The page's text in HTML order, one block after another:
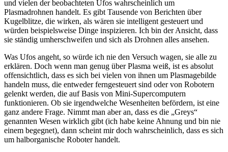
und vielen der beobachteten Ufos wahrscheinlich um
Plasmadrohnen handelt. Es gibt Tausende von Berichten über
Kugelblitze, die wirken, als wären sie intelligent gesteuert und
würden beispielsweise Dinge inspizieren. Ich bin der Ansicht, dass
sie ständig umherschweifen und sich als Drohnen alles ansehen.
Was Ufos angeht, so würde ich nie den Versuch wagen, sie alle zu
erklären. Doch wenn man genug über Plasma weiß, ist es absolut
offensichtlich, dass es sich bei vielen von ihnen um Plasmagebilde
handeln muss, die entweder ferngesteuert sind oder von Robotern
gelenkt werden, die auf Basis von Mini-Supercomputern
funktionieren. Ob sie irgendwelche Wesenheiten befördern, ist eine
ganz andere Frage. Nimmt man aber an, dass es die „Greys“
genannten Wesen wirklich gibt (ich habe keine Ahnung und bin nie
einem begegnet), dann scheint mir doch wahrscheinlich, dass es sich
um halborganische Roboter handelt.